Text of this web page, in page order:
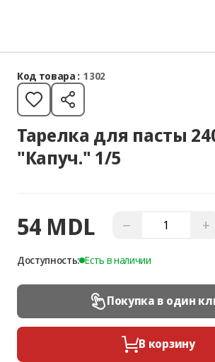
Код товара : 1302
Тарелка для пасты
"Капуч." 1/5
54 MDL − +
Доступность: Есть в наличии
Покупка в один
В корзину